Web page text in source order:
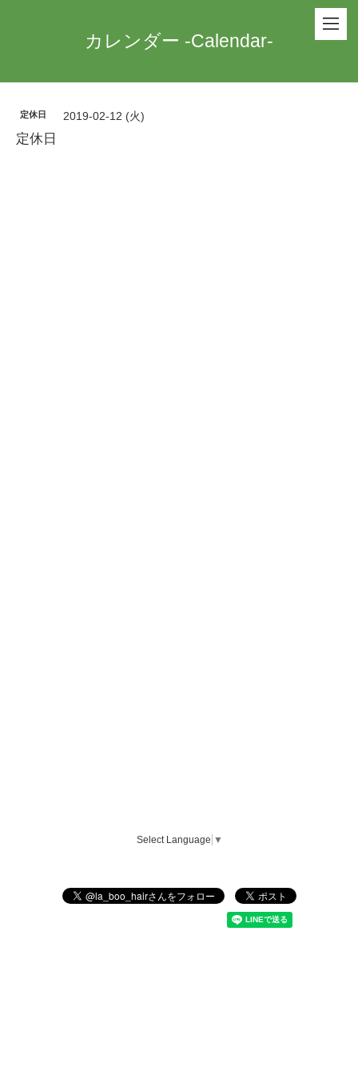
カレンダー -Calendar-
定休日 2019-02-12 (火)
定休日
Select Language ▼